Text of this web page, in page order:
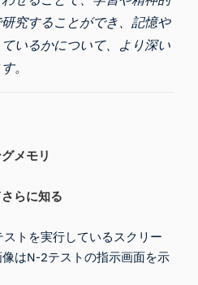
究することができ、記憶や
いるかについて、より深い
。
メモリ
らに知る
トを実行しているスクリー
はN-2テストの指示画面を示